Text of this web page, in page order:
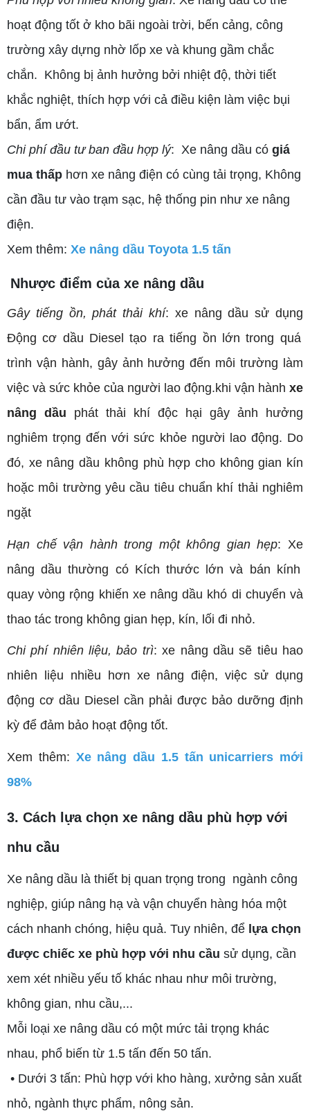
hoạt động tốt ở kho bãi ngoài trời, bến cảng, công
trường xây dựng nhờ lốp xe và khung gầm chắc
chắn. Không bị ảnh hưởng bởi nhiệt độ, thời tiết
khắc nghiệt, thích hợp với cả điều kiện làm việc bụi
bẩn, ẩm ướt.
Chi phí đầu tư ban đầu hợp lý: Xe nâng dầu có giá
mua thấp hơn xe nâng điện có cùng tải trọng, Không
cần đầu tư vào trạm sạc, hệ thống pin như xe nâng
điện.
Xem thêm: Xe nâng dầu Toyota 1.5 tấn
Nhược điểm của xe nâng dầu
Gây tiếng ồn, phát thải khí: xe nâng dầu sử dụng
Động cơ dầu Diesel tạo ra tiếng ồn lớn trong quá
trình vận hành, gây ảnh hưởng đến môi trường làm
việc và sức khỏe của người lao động.khi vận hành xe
nâng dầu phát thải khí độc hại gây ảnh hưởng
nghiêm trọng đến với sức khỏe người lao động. Do
đó, xe nâng dầu không phù hợp chokhông gian kín
hoặc môi trường yêu cầu tiêu chuẩn khí thải nghiêm
ngặt
Hạn chế vận hành trong một không gian hẹp: Xe
nâng dầu thường có Kích thước lớn và bán kính
quay vòng rộng khiến xe nâng dầu khó di chuyển và
thao tác trong không gian hẹp, kín, lối đi nhỏ.
Chi phí nhiên liệu, bảo trì: xe nâng dầu sẽ tiêu hao
nhiên liệu nhiều hơn xe nâng điện, việc sử dụng
động cơ dầu Diesel cần phải được bảo dưỡng định
kỳ để đảm bảo hoạt động tốt.
Xem thêm: Xe nâng dầu 1.5 tấn unicarriers mới
98%
3. Cách lựa chọn xe nâng dầu phù hợp với
nhu cầu
Xe nâng dầu là thiết bị quan trọng trong ngành công
nghiệp, giúp nâng hạ và vận chuyển hàng hóa một
cách nhanh chóng, hiệu quả. Tuy nhiên, để lựa chọn
được chiếc xe phù hợp với nhu cầu sử dụng, cần
xem xét nhiều yếu tố khác nhau như môi trường,
không gian, nhu cầu,...
Mỗi loại xe nâng dầu có một mức tải trọng khác
nhau, phổ biến từ 1.5 tấn đến 50 tấn.
• Dưới 3 tấn: Phù hợp với kho hàng, xưởng sản xuất
nhỏ, ngành thực phẩm, nông sản.